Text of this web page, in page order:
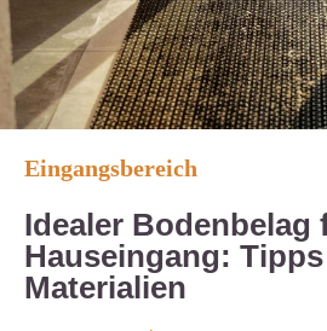
Eingangsbereich
Idealer Bodenbelag
Hauseingang:
Materialien